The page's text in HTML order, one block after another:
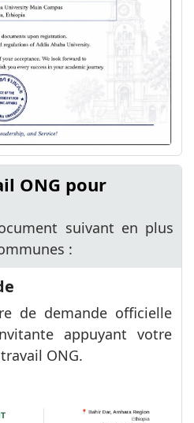
ONG pour
suivant en plus
:
de demande officielle
appuyant votre
ONG.